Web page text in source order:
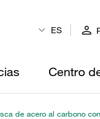
ES
Centro
de acero al carbono